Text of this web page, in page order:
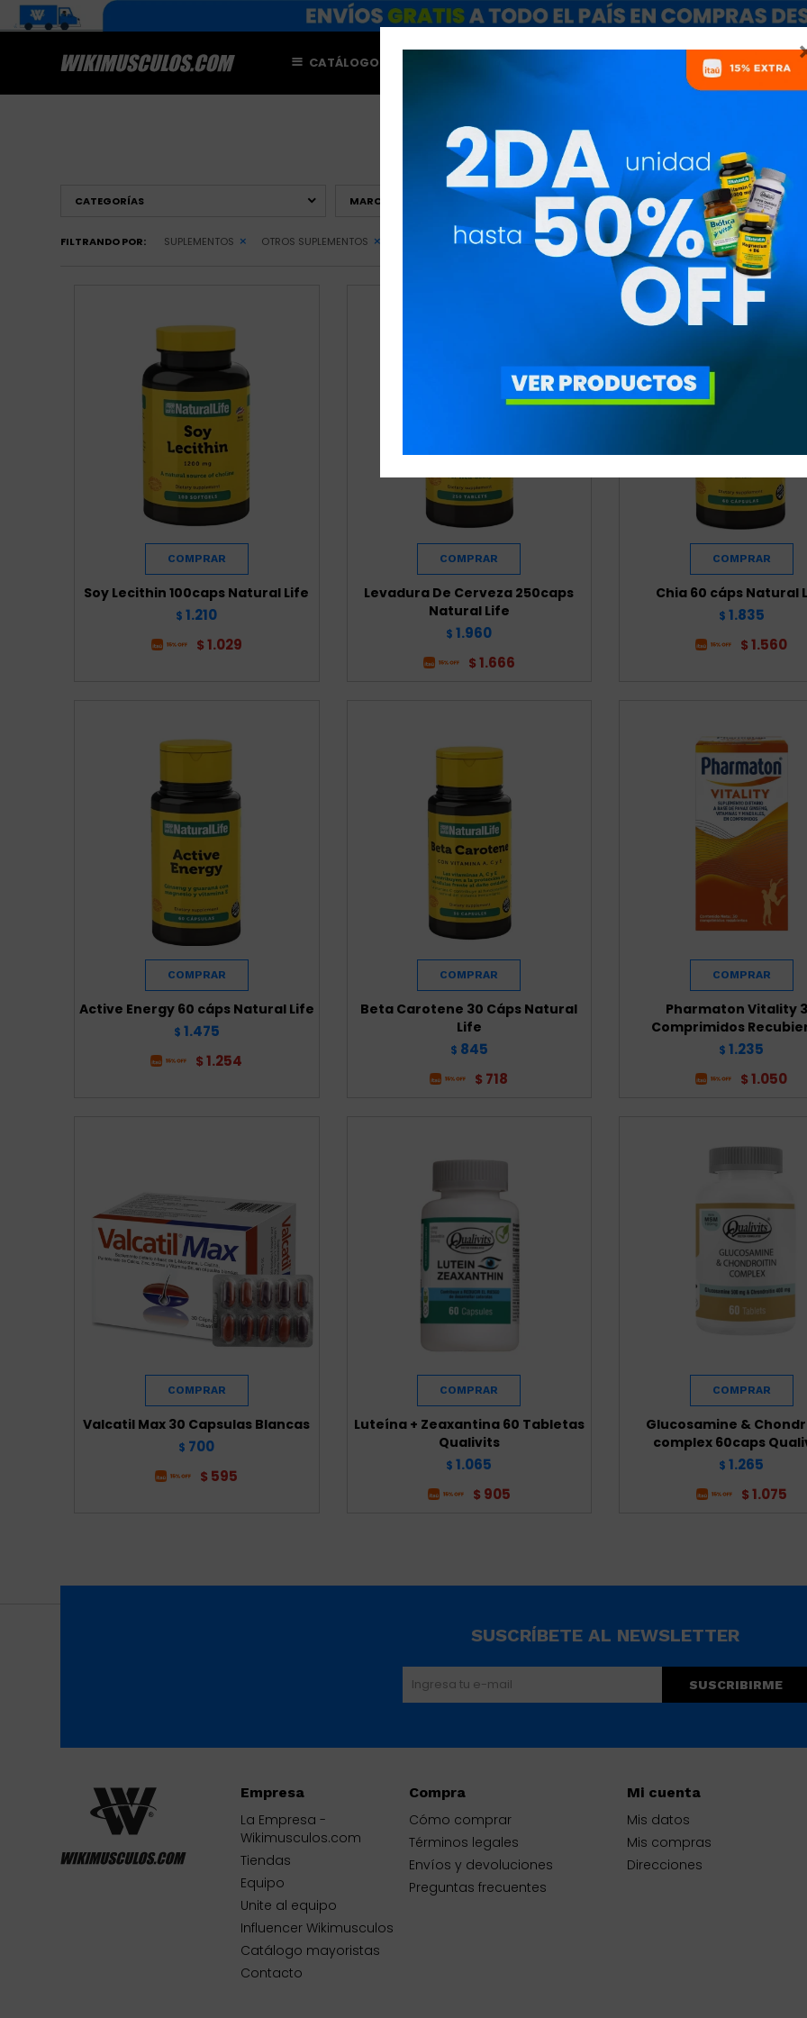
CATÁLOGO NUTRICIONISTAS
OTROS SUPLEMENTOS
CATEGORÍAS MARCAS PRECIO($)
FILTRANDO POR: SUPLEMENTOS OTROS SUPLEMENTOS QUITAR FILTROS
Soy Lecithin 100caps Natural Life
$ 1.210
$ 1.029
Levadura De Cerveza 250caps
Natural Life
$ 1.960
$ 1.666
Chia 60 cáps Natural
$ 1.835
$ 1.560
Active Energy 60 cáps Natural Life
$ 1.475
$ 1.254
Beta Carotene 30 Cáps Natural
Life
$ 845
$ 718
Pharmaton Vitality
Comprimidos
$ 1.235
$ 1.050
Valcatil Max 30 Capsulas Blancas
$ 700
$ 595
Luteína + Zeaxantina 60 Tabletas
Qualivits
$ 1.065
$ 905
Glucosamine &
complex 60caps
$ 1.265
$ 1.075
Empresa
La Empresa -
Wikimusculos.com
Tiendas
Equipo
Unite al equipo
Influencer Wikimusculos
Catálogo mayoristas
Contacto
Compra
Cómo comprar
Términos legales
Envíos y devoluciones
Preguntas frecuentes
Mi cuenta
Mis datos
Mis compras
Direcciones
SUSCRÍBETE AL NEWSLETTER
SUSCRIBIRME